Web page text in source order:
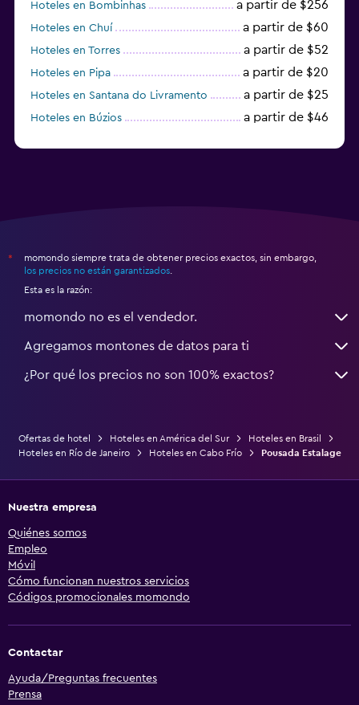
Hoteles en Bombinhas a partir de $256
Hoteles en Chuí a partir de $60
Hoteles en Torres a partir de $52
Hoteles en Pipa a partir de $20
Hoteles en Santana do Livramento a partir de $25
Hoteles en Búzios a partir de $46
*
momondo siempre trata de obtener precios exactos, sin embargo,
los precios no están garantizados
Esta es la razón:
momondo no es el vendedor.
Agregamos montones de datos para ti
¿Por qué los precios no son 100% exactos?
Ofertas de hotel Hoteles en América del Sur
Hoteles en Brasil
Hoteles en Río de Janeiro
Hoteles en Cabo Frío Pousada Estalage
Nuestra empresa
Quiénes somos
Empleo
Móvil
Cómo funcionan nuestros servicios
Códigos promocionales momondo
Contactar
Ayuda/Preguntas frecuentes
Prensa